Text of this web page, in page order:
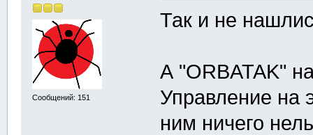
Сообщений: 151
Так и не
А "ORBATAK"
Управление на
ним ничего